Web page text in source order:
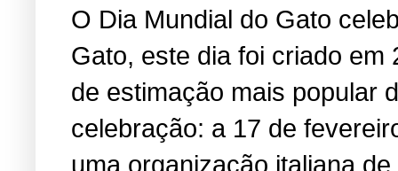
O Dia Mundial do Gato
Gato, este dia foi criado em
de estimação mais popular
celebração: a 17 de
uma organização italiana